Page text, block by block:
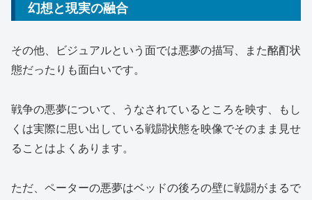
幻想と現実の融合
その他、ビジュアルという面では悪夢の描写、また酩酊状
態だったりも面白いです。
戦争の悪夢について、うなされているところを映す、もし
くは実際に思い出している戦闘状態を映像でそのまま見せ
ることはよくあります。
ただ、ペーターの悪夢はベッドの後ろの壁に戦闘がまるで